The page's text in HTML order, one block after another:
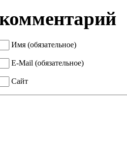
Имя (обязательное)
E-Mail (обязательное)
Сайт